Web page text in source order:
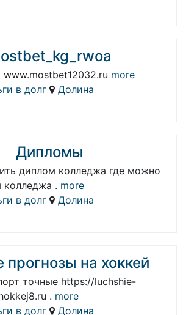
www.mostbet12032.ru more
в долг
Долина
Дипломы
диплом колледжа где можно
колледжа . more
в долг
Долина
прогнозы на хоккей
точные https://luchshie-
. more
в долг
Долина